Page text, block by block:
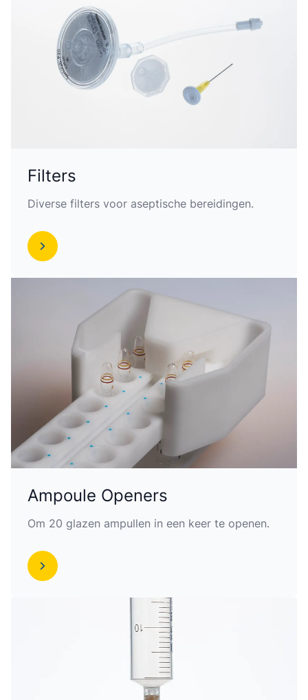
Filters
Diverse filters voor aseptische bereidingen.
Ampoule Openers
Om 20 glazen ampullen in een keer te openen.